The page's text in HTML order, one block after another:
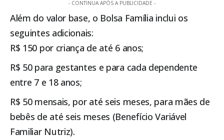
- CONTINUA APÓS A PUBLICIDADE -
Além do valor base, o Bolsa Família inclui os
seguintes adicionais:
R$ 150 por criança de até 6 anos;
R$ 50 para gestantes e para cada dependente
entre 7 e 18 anos;
R$ 50 mensais, por até seis meses, para mães de
bebês de até seis meses (Benefício Variável
Familiar Nutriz).